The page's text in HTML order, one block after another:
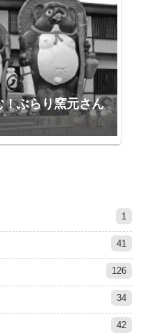
ぶらり窯元さん
1
41
126
34
42